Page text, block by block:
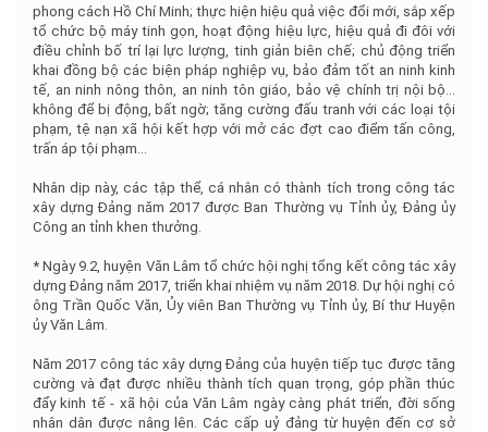
phong cách Hồ Chí Minh; thực hiện hiệu quả việc đổi mới, sắp xếp
tổ chức bộ máy tinh gọn, hoạt động hiệu lực, hiệu quả đi đôi với
điều chỉnh bố trí lại lực lượng, tinh giản biên chế; chủ động triển
khai đồng bộ các biện pháp nghiệp vụ, bảo đảm tốt an ninh kinh
tế, an ninh nông thôn, an ninh tôn giáo, bảo vệ chính trị nội bộ…
không để bị động, bất ngờ; tăng cường đấu tranh với các loại tội
phạm, tệ nạn xã hội kết hợp với mở các đợt cao điểm tấn công,
trấn áp tội phạm…
Nhân dịp này, các tập thể, cá nhân có thành tích trong công tác
xây dựng Đảng năm 2017 được Ban Thường vụ Tỉnh ủy, Đảng ủy
Công an tỉnh khen thưởng.
* Ngày 9.2, huyện Văn Lâm tổ chức hội nghị tổng kết công tác xây
dựng Đảng năm 2017, triển khai nhiệm vụ năm 2018. Dự hội nghị có
ông Trần Quốc Văn, Ủy viên Ban Thường vụ Tỉnh ủy, Bí thư Huyện
ủy Văn Lâm.
Năm 2017 công tác xây dựng Đảng của huyện tiếp tục được tăng
cường và đạt được nhiều thành tích quan trọng, góp phần thúc
đẩy kinh tế - xã hội của Văn Lâm ngày càng phát triển, đời sống
nhân dân được nâng lên. Các cấp uỷ đảng từ huyện đến cơ sở